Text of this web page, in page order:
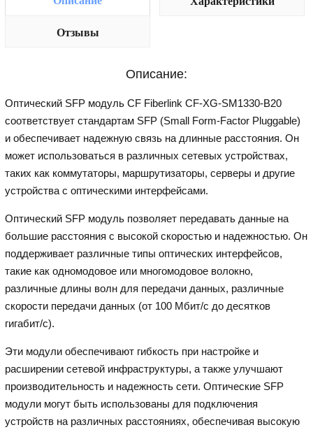
Отзывы
Описание:
Оптический SFP модуль CF Fiberlink CF-XG-SM1330-B20
соответствует стандартам SFP (Small Form-Factor Pluggable)
и обеспечивает надежную связь на длинные расстояния. Он
может использоваться в различных сетевых устройствах,
таких как коммутаторы, маршрутизаторы, серверы и другие
устройства с оптическими интерфейсами.
Оптический SFP модуль позволяет передавать данные на
большие расстояния с высокой скоростью и надежностью. Он
поддерживает различные типы оптических интерфейсов,
такие как одномодовое или многомодовое волокно,
различные длины волн для передачи данных, различные
скорости передачи данных (от 100 Мбит/с до десятков
гигабит/с).
Эти модули обеспечивают гибкость при настройке и
расширении сетевой инфраструктуры, а также улучшают
производительность и надежность сети. Оптические SFP
модули могут быть использованы для подключения
устройств на различных расстояниях, обеспечивая высокую